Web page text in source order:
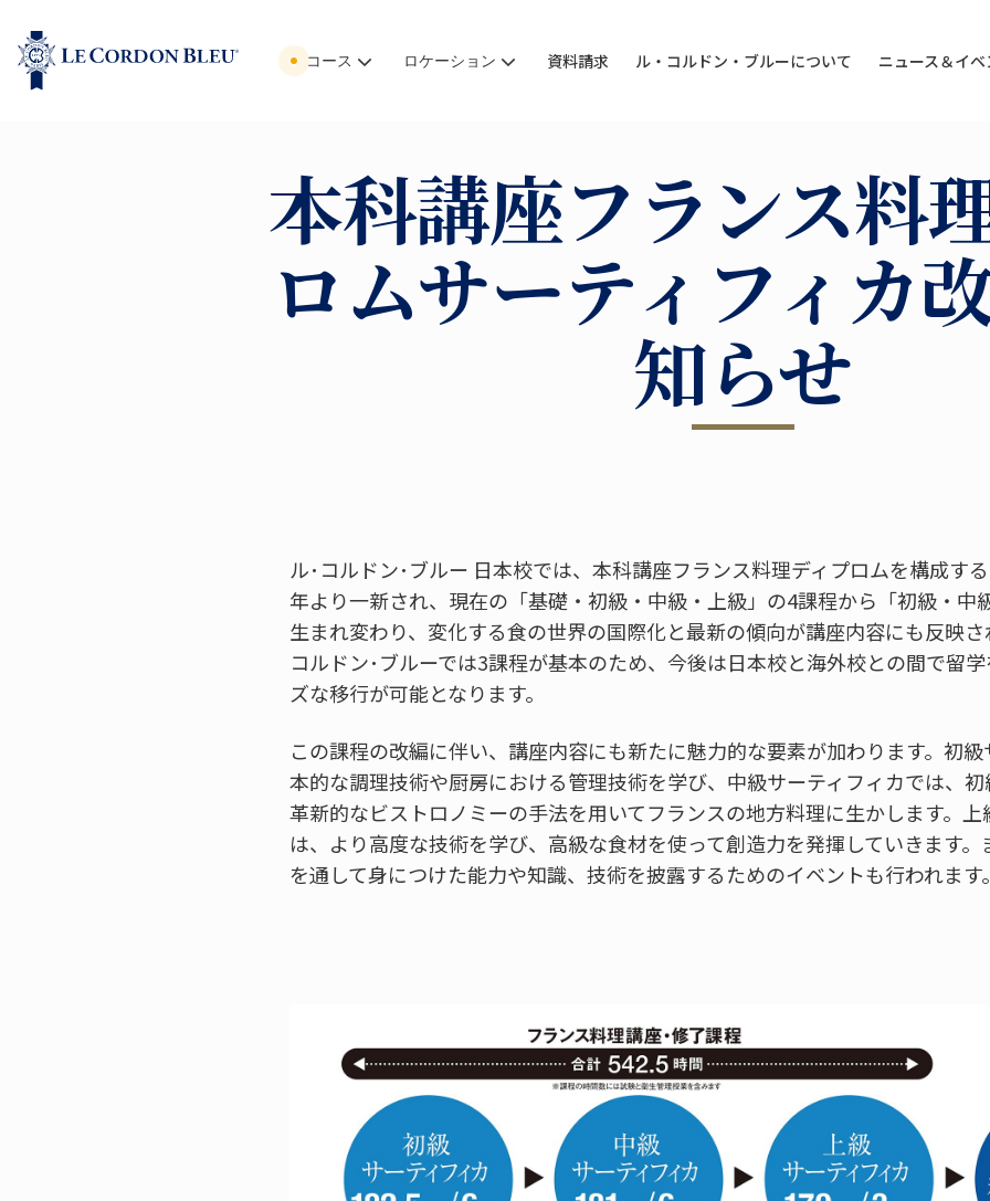
コース ロケーション 資料請求 ル・コルドン・ブルーについて ニュース＆イ
本科講座フランス料
ロムサーティフィカ
知らせ
ル･コルドン･ブルー 日本校では、本科講座フランス料理ディプロムを構成す
年より一新され、現在の「基礎・初級・中級・上級」の4課程から「初級・中
生まれ変わり、変化する食の世界の国際化と最新の傾向が講座内容にも反映
コルドン･ブルーでは3課程が基本のため、今後は日本校と海外校との間で留
ズな移行が可能となります。
この課程の改編に伴い、講座内容にも新たに魅力的な要素が加わります。初
本的な調理技術や厨房における管理技術を学び、中級サーティフィカでは、
革新的なビストロノミーの手法を用いてフランスの地方料理に生かします。
は、より高度な技術を学び、高級な食材を使って創造力を発揮していきます
を通して身につけた能力や知識、技術を披露するためのイベントも行われます